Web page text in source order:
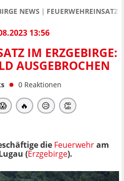
NEWS FEUERWEHREINSATZ
13:56
IM ERZGEBIRGE:
AUSGEBROCHEN
0 Reaktionen
🔥 😥 👏
die Feuerwehram
(Erzgebirge).